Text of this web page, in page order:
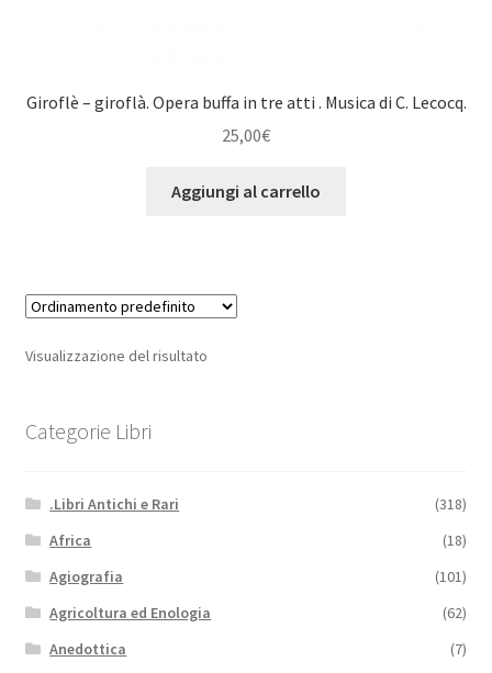
Giroflè – giroflà. Opera buffa in tre atti . Musica di C. Lecocq.
25,00€
Aggiungi al carrello
Visualizzazione del risultato
Categorie Libri
.Libri Antichi e Rari
(318)
Africa
(18)
Agiografia
(101)
Agricoltura ed Enologia
(62)
Anedottica
(7)